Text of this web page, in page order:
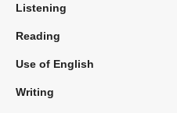
Listening
Reading
Use of English
Writing